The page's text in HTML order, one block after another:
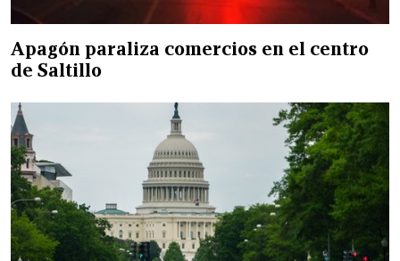
Apagón paraliza comercios en el centro
de Saltillo